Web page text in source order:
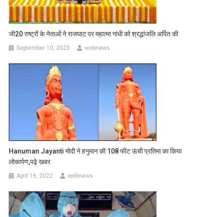
जी20 राष्ट्रों के नेताओं ने राजघाट पर महात्मा गांधी को श्रद्धांजलि अर्पित की
September 10, 2023 webnews
Hanuman Jayanti मोदी ने हनुमान की 108 फीट ऊंची प्रतिमा का किया
लोकार्पण,पढ़े खबर
April 16, 2022 webnews